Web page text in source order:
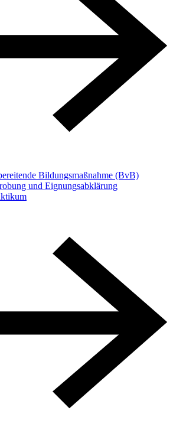
Bildungsmaßnahme (BvB)
und Eignungsabklärung